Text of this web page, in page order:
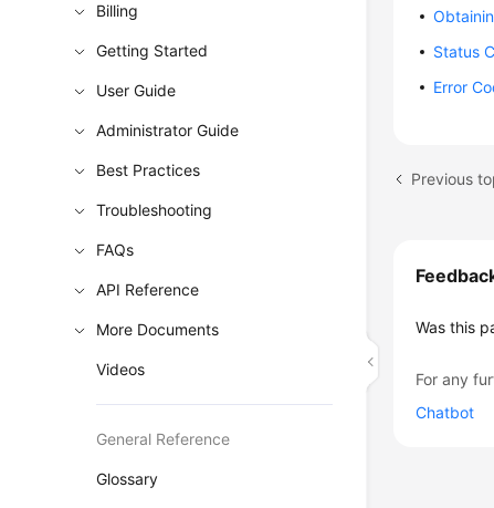
Billing
Getting Started
User Guide
Administrator Guide
Best Practices
Troubleshooting
FAQs
API Reference
More Documents
Videos
General Reference
Glossary
Status
Error
Previous
Was this
For any
Chatbot